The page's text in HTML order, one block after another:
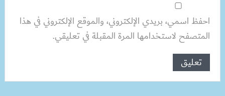
احفظ اسمي، بريدي الإلكتروني، والموقع الإلكتروني في هذا
المتصفح لاستخدامها المرة المقبلة في تعليقي.